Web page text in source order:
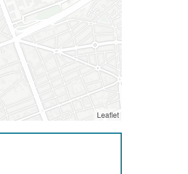
Leaflet